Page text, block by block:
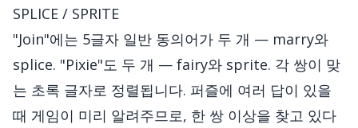
SPLICE / SPRITE
"Join"에는 5글자 일반 동의어가 두 개 — marry와
splice. "Pixie"도 두 개 — fairy와 sprite. 각 쌍이 맞
는 초록 글자로 정렬됩니다. 퍼즐에 여러 답이 있을
때 게임이 미리 알려주므로, 한 쌍 이상을 찾고 있다